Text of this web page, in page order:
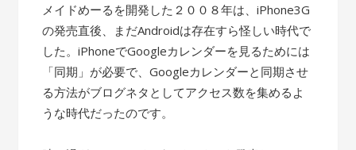
メイドめーるを開発した２００８年は、iPhone3G
の発売直後、まだAndroidは存在すら怪しい時代で
した。iPhoneでGoogleカレンダーを見るためには
「同期」が必要で、Googleカレンダーと同期させ
る方法がブログネタとしてアクセス数を集めるよ
うな時代だったのです。